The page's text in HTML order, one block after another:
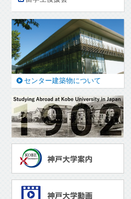
センター建築物について